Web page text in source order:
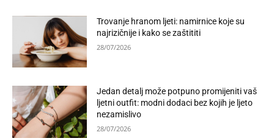
Trovanje hranom ljeti: namirnice koje su
najrizičnije i kako se zaštititi
28/07/2026
Jedan detalj može potpuno promijeniti vaš
ljetni outfit: modni dodaci bez kojih je ljeto
nezamislivo
28/07/2026